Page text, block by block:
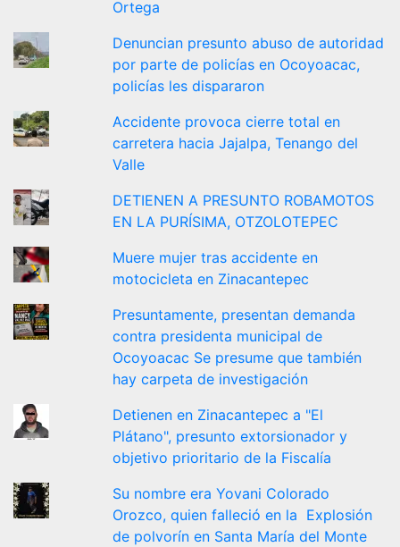
Ortega
Denuncian presunto abuso de autoridad
por parte de policías en Ocoyoacac,
policías les dispararon
Accidente provoca cierre total en
carretera hacia Jajalpa, Tenango del
Valle
DETIENEN A PRESUNTO ROBAMOTOS
EN LA PURÍSIMA, OTZOLOTEPEC
Muere mujer tras accidente en
motocicleta en Zinacantepec
Presuntamente, presentan demanda
contra presidenta municipal de
Ocoyoacac Se presume que también
hay carpeta de investigación
Detienen en Zinacantepec a "El
Plátano", presunto extorsionador y
objetivo prioritario de la Fiscalía
Su nombre era Yovani Colorado
Orozco, quien falleció en la Explosión
de polvorín en Santa María del Monte